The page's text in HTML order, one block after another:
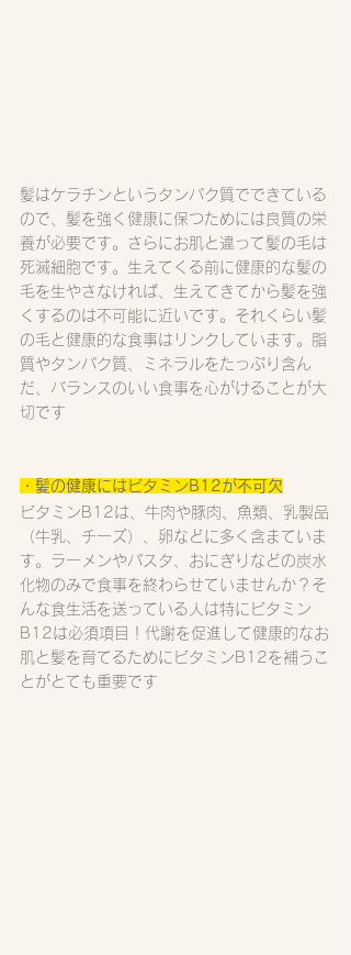
髪はケラチンというタンパク質でできている
ので、髪を強く健康に保つためには良質の栄
養が必要です。さらにお肌と違って髪の毛は
死滅細胞です。生えてくる前に健康的な髪の
毛を生やさなければ、生えてきてから髪を強
くするのは不可能に近いです。それくらい髪
の毛と健康的な食事はリンクしています。脂
質やタンパク質、ミネラルをたっぷり含ん
だ、バランスのいい食事を心がけることが大
切です
・髪の健康にはビタミンB12が不可欠
ビタミンB12は、牛肉や豚肉、魚類、乳製品
（牛乳、チーズ）、卵などに多く含まていま
す。ラーメンやパスタ、おにぎりなどの炭水
化物のみで食事を終わらせていませんか？そ
んな食生活を送っている人は特にビタミン
B12は必須項目！代謝を促進して健康的なお
肌と髪を育てるためにビタミンB12を補うこ
とがとても重要です